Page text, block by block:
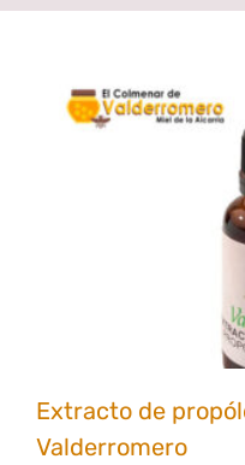
Extracto de
Valderromero